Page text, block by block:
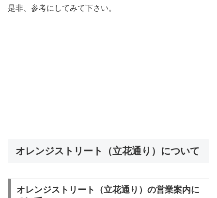
是非、参考にしてみて下さい。
オレンジストリート（立花通り）について
オレンジストリート（立花通り）の営業案内に